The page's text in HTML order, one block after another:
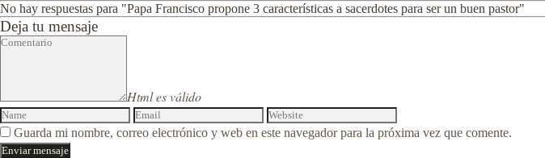
No hay respuestas para "Papa Francisco propone 3 características a sacerdotes para ser un buen pastor"
Deja tu mensaje
Html es válido
Guarda mi nombre, correo electrónico y web en este navegador para la próxima vez que comente.